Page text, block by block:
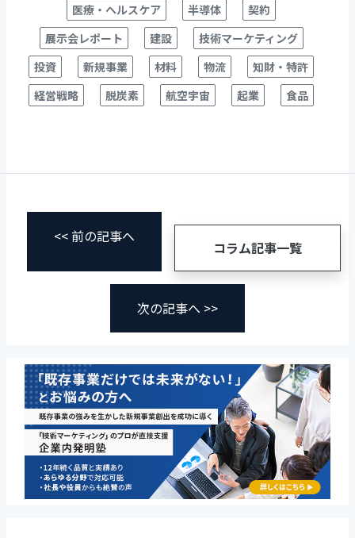
医療・ヘルスケア
半導体
契約
展示会レポート
建設
技術マーケティング
投資
新規事業 材料 物流
知財・特許
経営戦略
脱炭素 航空宇宙 起業 食品
<< 前の記事へ
コラム記事一覧
次の記事へ >>